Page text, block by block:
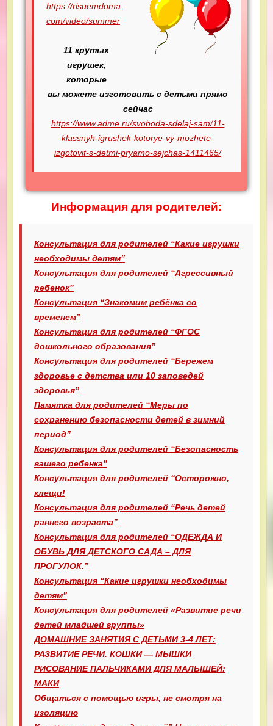
https://risuemdoma.
com/video/summer
11 крутых
игрушек,
которые
вы можете изготовить с детьми прямо
сейчас
https://www.adme.ru/svoboda-sdelaj-sam/11-
klassnyh-igrushek-kotorye-vy-mozhete-
izgotovit-s-detmi-pryamo-sejchas-1411465/
Информация для родителей:
Консультация для родителей “Какие игрушки
необходимы детям”
Консультация для родителей “Агрессивный
ребенок”
Консультация “Знакомим ребёнка со
временем”
Консультация для родителей “ФГОС
дошкольного образования”
Консультация для родителей “Бережем
здоровье с детства или 10 заповедей
здоровья”
Памятка для родителей “Меры по
сохранению безопасности детей в зимний
период”
Консультация для родителей “Безопасность
вашего ребенка”
Консультация для родителей “Осторожно,
клещи!
Консультация для родителей “Речь детей
раннего возраста”
Консультация для родителей “ОДЕЖДА И
ОБУВЬ ДЛЯ ДЕТСКОГО САДА – ДЛЯ
ПРОГУЛОК.”
Консультация “Какие игрушки необходимы
детям”
Консультация для родителей «Развитие речи
детей младшей группы»
ДОМАШНИЕ ЗАНЯТИЯ С ДЕТЬМИ 3-4 ЛЕТ:
РАЗВИТИЕ РЕЧИ. КОШКИ — МЫШКИ
РИСОВАНИЕ ПАЛЬЧИКАМИ ДЛЯ МАЛЫШЕЙ:
МАКИ
Общаться с помощью игры, не смотря на
изоляцию